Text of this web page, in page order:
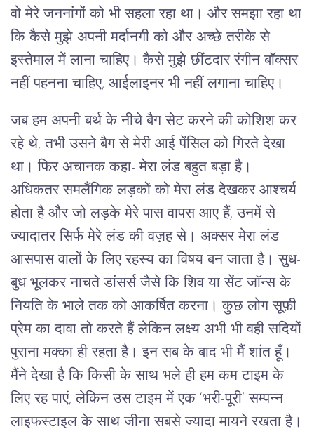
वो मेरे जननांगों को भी सहला रहा था। और समझा रहा था
कि कैसे मुझे अपनी मर्दानगी को और अच्छे तरीके से
इस्तेमाल में लाना चाहिए। कैसे मुझे छींटदार रंगीन बॉक्सर
नहीं पहनना चाहिए, आईलाइनर भी नहीं लगाना चाहिए।
जब हम अपनी बर्थ के नीचे बैग सेट करने की कोशिश कर
रहे थे, तभी उसने बैग से मेरी आई पेंसिल को गिरते देखा
था। फिर अचानक कहा- मेरा लंड बहुत बड़ा है।
अधिकतर समलैंगिक लड़कों को मेरा लंड देखकर आश्चर्य
होता है और जो लड़के मेरे पास वापस आए हैं, उनमें से
ज्यादातर सिर्फ मेरे लंड की वज़ह से। अक्सर मेरा लंड
आसपास वालों के लिए रहस्य का विषय बन जाता है। सुध-
बुध भूलकर नाचते डांसर्स जैसे कि शिव या सेंट जॉन्स के
नियति के भाले तक को आकर्षित करना। कुछ लोग सूफ़ी
प्रेम का दावा तो करते हैं लेकिन लक्ष्य अभी भी वही सदियों
पुराना मक्का ही रहता है। इन सब के बाद भी मैं शांत हूँ।
मैंने देखा है कि किसी के साथ भले ही हम कम टाइम के
लिए रह पाएं, लेकिन उस टाइम में एक ‘भरी-पूरी’ सम्पन्न
लाइफस्टाइल के साथ जीना सबसे ज्यादा मायने रखता है।